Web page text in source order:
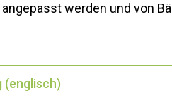
werden und von
(englisch)